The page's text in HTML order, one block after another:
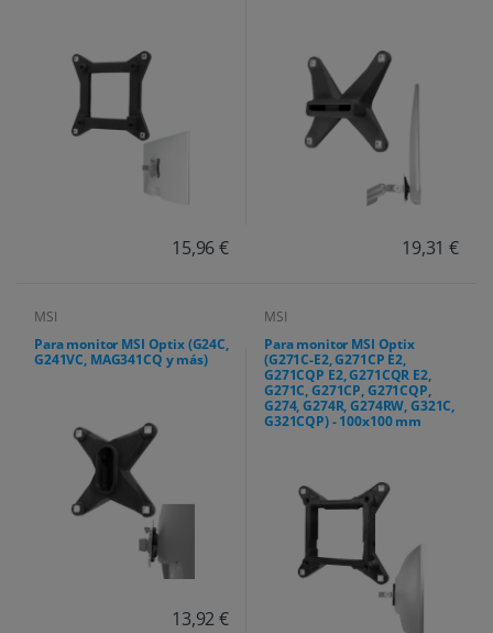
15,96 € 19,31 €
MSI
Para monitor MSI Optix (G24C,
G241VC, MAG341CQ y más)
13,92 €
MSI
Para monitor MSI Optix
(G271C-E2, G271CP E2,
G271CQP E2, G271CQR E2,
G271C, G271CP, G271CQP,
G274, G274R, G274RW, G321C,
G321CQP) - 100x100 mm